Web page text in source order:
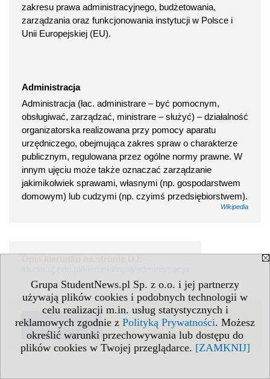
Grupa StudentNews.pl Sp. z o.o. i jej partnerzy
używają plików cookies i podobnych technologii w
celu realizacji m.in. usług statystycznych i
reklamowych zgodnie z Polityką Prywatności. Możesz
określić warunki przechowywania lub dostępu do
plików cookies w Twojej przeglądarce. [ZAMKNIJ]
zakresu prawa administracyjnego, budżetowania,
zarządzania oraz funkcjonowania instytucji w Polsce i
Unii Europejskiej (EU).
Administracja
Administracja (łac. administrare – być pomocnym,
obsługiwać, zarządzać, ministrare – służyć) – działalność
organizatorska realizowana przy pomocy aparatu
urzędniczego, obejmująca zakres spraw o charakterze
publicznym, regulowana przez ogólne normy prawne. W
innym ujęciu może także oznaczać zarządzanie
jakimikolwiek sprawami, własnymi (np. gospodarstwem
domowym) lub cudzymi (np. czyimś przedsiębiorstwem).
Wikipedia
zadaj pytanie